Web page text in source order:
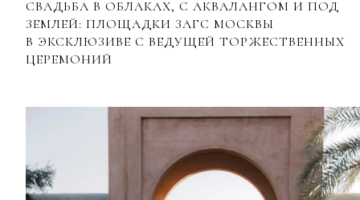
СВАДЬБА В ОБЛАКАХ, С АКВАЛАНГОМ И ПОД
ЗЕМЛЕЙ: ПЛОЩАДКИ ЗАГС МОСКВЫ
В ЭКСКЛЮЗИВЕ С ВЕДУЩЕЙ ТОРЖЕСТВЕННЫХ
ЦЕРЕМОНИЙ